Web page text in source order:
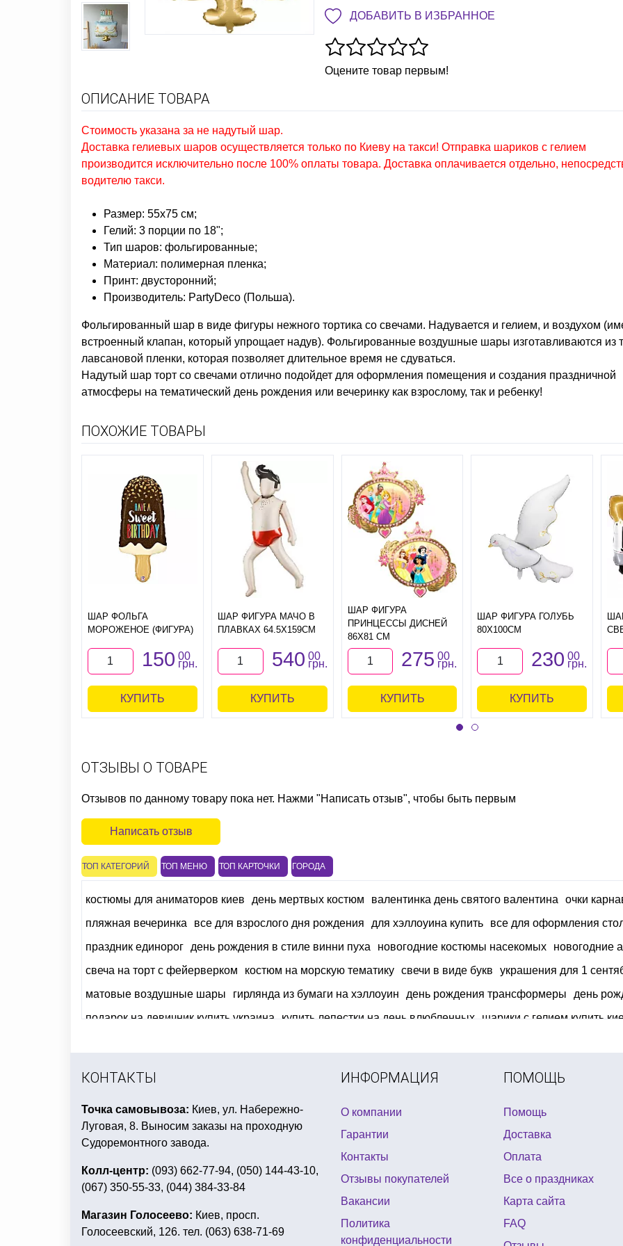
ДОБАВИТЬ В ИЗБРАННОЕ
Оцените товар первым!
ОПИСАНИЕ ТОВАРА
Стоимость указана за не надутый шар.
Доставка гелиевых шаров осуществляется только по Киеву на такси! Отправка шариков с гелием
производится исключительно после 100% оплаты товара. Доставка оплачивается отдельно,
водителю такси.
Размер: 55х75 см;
Гелий: 3 порции по 18";
Тип шаров: фольгированные;
Материал: полимерная пленка;
Принт: двусторонний;
Производитель: PartyDeco (Польша).
Фольгированный шар в виде фигуры нежного тортика со свечами. Надувается и гелием, и воздухом
встроенный клапан, который упрощает надув). Фольгированные воздушные шары изготавливаются из
лавсановой пленки, которая позволяет длительное время не сдуваться.
Надутый шар торт со свечами отлично подойдет для оформления помещения и создания праздничной
атмосферы на тематический день рождения или вечеринку как взрослому, так и ребенку!
ПОХОЖИЕ ТОВАРЫ
ШАР ФОЛЬГА
МОРОЖЕНОЕ (ФИГУРА)
150 00
грн.
КУПИТЬ
ШАР ФИГУРА МАЧО В
ПЛАВКАХ 64.5Х159СМ
540 00
грн.
КУПИТЬ
ШАР ФИГУРА
ПРИНЦЕССЫ ДИСНЕЙ
86Х81 СМ
275 00
грн.
КУПИТЬ
ШАР ФИГУРА ГОЛУБЬ
80Х100СМ
230 00
грн.
КУПИТЬ
ОТЗЫВЫ О ТОВАРЕ
Отзывов по данному товару пока нет. Нажми "Написать отзыв", чтобы быть первым
Написать отзыв
ТОП КАТЕГОРИЙ ТОП МЕНЮ ТОП КАРТОЧКИ ГОРОДА
костюмы для аниматоров киев день мертвых костюм валентинка день святого валентина
очки
пляжная вечеринка
все для взрослого дня рождения для хэллоуина купить
все для оформления
праздник единорог
день рождения в стиле винни пуха новогодние костюмы насекомых
новогодние
свеча на торт с фейерверком
костюм на морскую тематику свечи в виде букв
украшения для 1
матовые воздушные шары
гирлянда из бумаги на хэллоуин день рождения трансформеры
день
подарок на девичник купить украина купить лепестки на день влюбленных шарики с гелием купить
КОНТАКТЫ
Точка самовывоза: Киев, ул. Набережно-
Луговая, 8. Выносим заказы на проходную
Судоремонтного завода.
Колл-центр: (093) 662-77-94, (050) 144-43-10,
(067) 350-55-33, (044) 384-33-84
Магазин Голосеево: Киев, просп.
Голосеевский, 126. тел. (063) 638-71-69
ИНФОРМАЦИЯ
О компании
Гарантии
Контакты
Отзывы покупателей
Вакансии
Политика
конфиденциальности
ПОМОЩЬ
Помощь
Доставка
Оплата
Все о праздниках
Карта сайта
FAQ